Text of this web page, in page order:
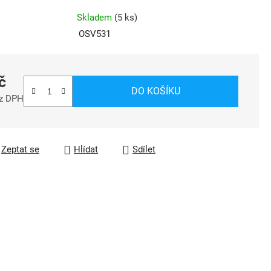
Skladem (5 ks)
OSV531
DPH
DO KOŠÍKU
Zeptat se Hlídat Sdílet